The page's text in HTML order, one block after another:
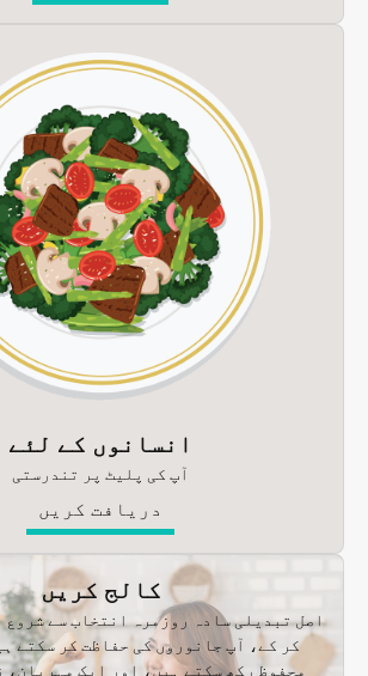
انسانوں کے لئے
آپ کی پلیٹ پر تندرستی
دریافت کریں
کالج کریں
اصل تبدیلی سادہ روزمرہ انتخاب سے شروع
کر کے، آپ جانوروں کی حفاظت کر سکتے
محفوظ رکھ سکتے ہیں، اور ایک مہربان،